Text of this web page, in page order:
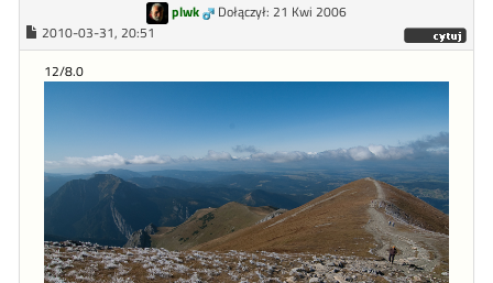
plwk
Dołączył: 21 Kwi 2006
2010-03-31, 20:51
12/8.0